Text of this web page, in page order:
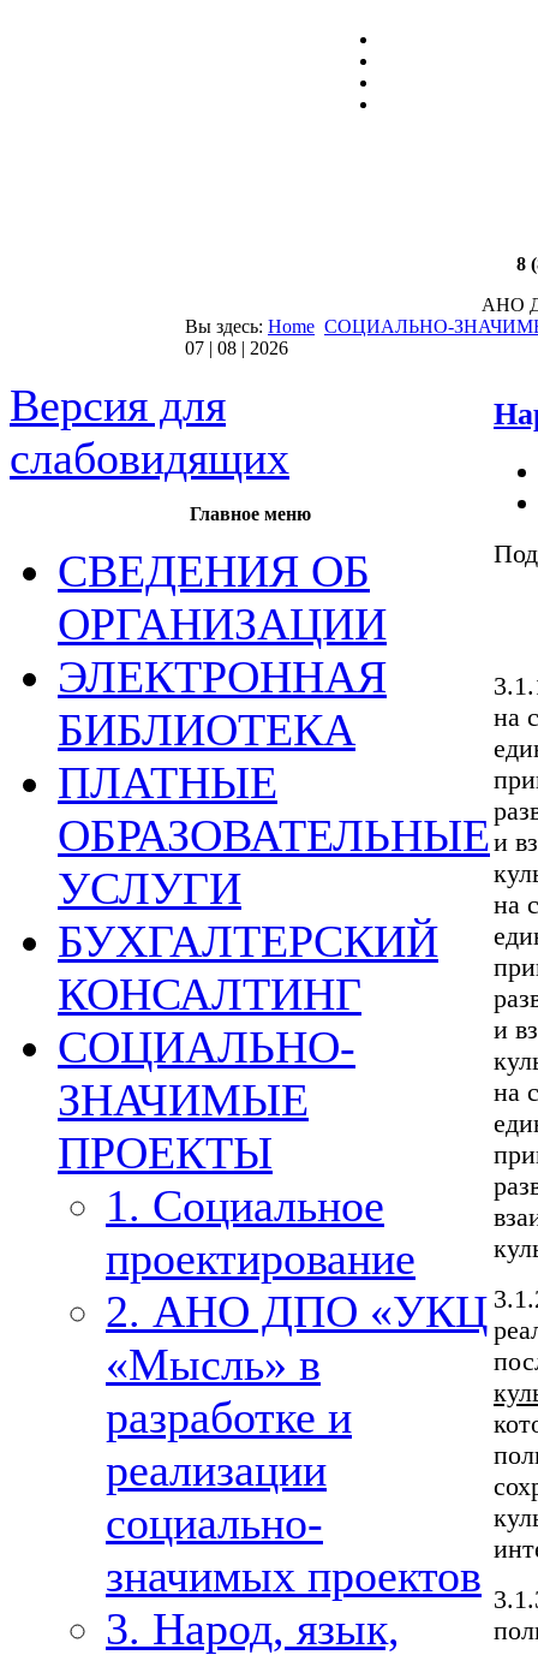
8
АНО
Вы здесь: Home СОЦИАЛЬНО-
07 | 08 | 2026
Версия для
слабовидящих
Главное меню
СВЕДЕНИЯ ОБ
ОРГАНИЗАЦИИ
ЭЛЕКТРОННАЯ
БИБЛИОТЕКА
ПЛАТНЫЕ
ОБРАЗОВАТЕЛЬНЫЕ
УСЛУГИ
БУХГАЛТЕРСКИЙ
КОНСАЛТИНГ
СОЦИАЛЬНО-
ЗНАЧИМЫЕ
ПРОЕКТЫ
1. Социальное
проектирование
2. АНО ДПО «УКЦ
«Мысль» в
разработке и
реализации
социально-
значимых проектов
3. Народ, язык,
на
и
на
и
на